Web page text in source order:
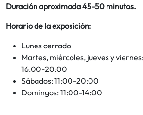
Duración aproximada 45-50 minutos.
Horario de la exposición:
Lunes cerrado
Martes, miércoles, jueves y
16:00-20:00
Sábados: 11:00-20:00
Domingos: 11:00-14:00